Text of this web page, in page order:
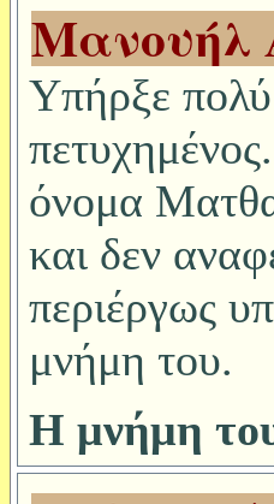
Μανουήλ
Υπήρξε
όνομα
και δεν
περιέργως
μνήμη του.
Η μνήμη